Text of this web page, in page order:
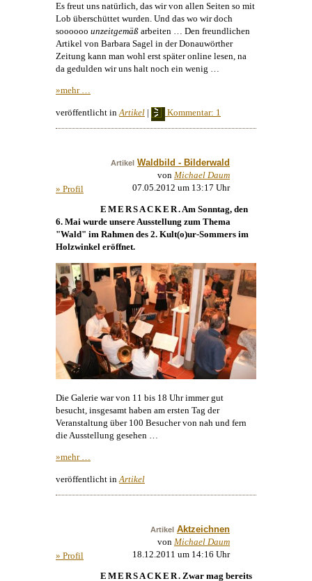
Es freut uns natürlich, das wir von allen Seiten so mit
Lob überschüttet wurden. Und das wo wir doch
soooooo unzeitgemäß arbeiten … Den freundlichen
Artikel von Barbara Sagel in der Donauwörther
Zeitung kann man wohl erst später online lesen, na
da gedulden wir uns halt noch ein wenig …
»mehr …
veröffentlicht in Artikel | Kommentar: 1
Artikel Waldbild - Bilderwald
von Michael Daum
» Profil
07.05.2012 um 13:17 Uhr
EMERSACKER. Am Sonntag, den
6. Mai wurde unsere Ausstellung zum Thema
"Wald" im Rahmen des 2. Kult(o)ur-Sommers im
Holzwinkel eröffnet.
Die Galerie war von 11 bis 18 Uhr immer gut
besucht, insgesamt haben am ersten Tag der
Veranstaltung über 100 Besucher von nah und fern
die Ausstellung gesehen …
»mehr …
veröffentlicht in Artikel
Artikel Aktzeichnen
von Michael Daum
» Profil
18.12.2011 um 14:16 Uhr
EMERSACKER. Zwar mag bereits